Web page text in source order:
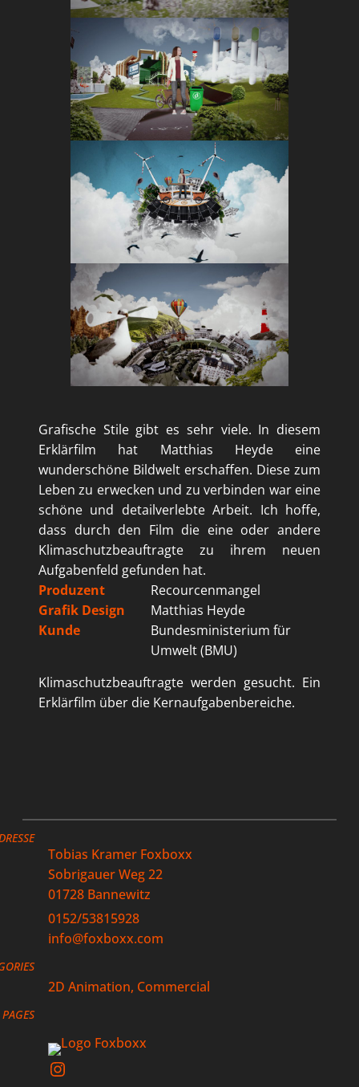
Grafische Stile gibt es sehr viele. In diesem
Erklärfilm hat Matthias Heyde eine
wunderschöne Bildwelt erschaffen. Diese zum
Leben zu erwecken und zu verbinden war eine
schöne und detailverlebte Arbeit. Ich hoffe,
dass durch den Film die eine oder andere
Klimaschutzbeauftragte zu ihrem neuen
Aufgabenfeld gefunden hat.
Produzent
Recourcenmangel
Grafik Design
Matthias Heyde
Kunde
Bundesministerium für
Umwelt (BMU)
Klimaschutzbeauftragte werden gesucht. Ein
Erklärfilm über die Kernaufgabenbereiche.
Tobias Kramer Foxboxx
Sobrigauer Weg 22
01728 Bannewitz
0152/53815928
info@foxboxx.com
2D Animation, Commercial
PAGES
Instagram